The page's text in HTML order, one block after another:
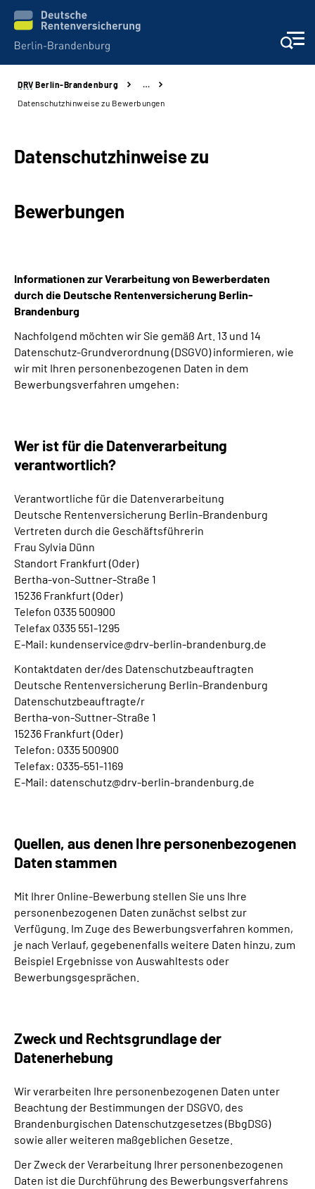
Aktuelles
Presse
Online-Services
Leichte Sprache
DRV Berlin-Brandenburg
…
Datenschutzhinweise zu Bewerbungen
Datenschutzhinweise zu
Bewerbungen
Informationen zur Verarbeitung von Bewerberdaten
durch die Deutsche Rentenversicherung Berlin-
Brandenburg
Nachfolgend möchten wir Sie gemäß Art. 13 und 14
Datenschutz-Grundverordnung (DSGVO) informieren, wie
wir mit Ihren personenbezogenen Daten in dem
Bewerbungsverfahren umgehen:
Wer ist für die Datenverarbeitung
verantwortlich?
Verantwortliche für die Datenverarbeitung
Deutsche Rentenversicherung Berlin-Brandenburg
Vertreten durch die Geschäftsführerin
Frau Sylvia Dünn
Standort Frankfurt (Oder)
Bertha-von-Suttner-Straße 1
15236 Frankfurt (Oder)
Telefon 0335 500900
Telefax 0335 551-1295
E-Mail: kundenservice@drv-berlin-brandenburg.de
Kontaktdaten der/des Datenschutzbeauftragten
Deutsche Rentenversicherung Berlin-Brandenburg
Datenschutzbeauftragte/r
Bertha-von-Suttner-Straße 1
15236 Frankfurt (Oder)
Telefon: 0335 500900
Telefax: 0335-551-1169
E-Mail: datenschutz@drv-berlin-brandenburg.de
Quellen, aus denen Ihre personenbezogenen
Daten stammen
Mit Ihrer Online-Bewerbung stellen Sie uns Ihre
personenbezogenen Daten zunächst selbst zur
Verfügung. Im Zuge des Bewerbungsverfahren kommen,
je nach Verlauf, gegebenenfalls weitere Daten hinzu, zum
Beispiel Ergebnisse von Auswahltests oder
Bewerbungsgesprächen.
Zweck und Rechtsgrundlage der
Datenerhebung
Wir verarbeiten Ihre personenbezogenen Daten unter
Beachtung der Bestimmungen der DSGVO, des
Brandenburgischen Datenschutzgesetzes (BbgDSG)
sowie aller weiteren maßgeblichen Gesetze.
Der Zweck der Verarbeitung Ihrer personenbezogenen
Daten ist die Durchführung des Bewerbungsverfahrens